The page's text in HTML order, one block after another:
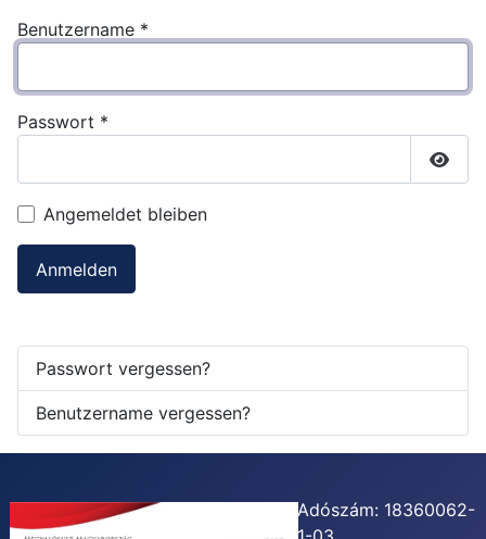
Benutzername *
Passwort *
Angemeldet bleiben
Anmelden
Passwort vergessen?
Benutzername vergessen?
Adószám: 18360062-